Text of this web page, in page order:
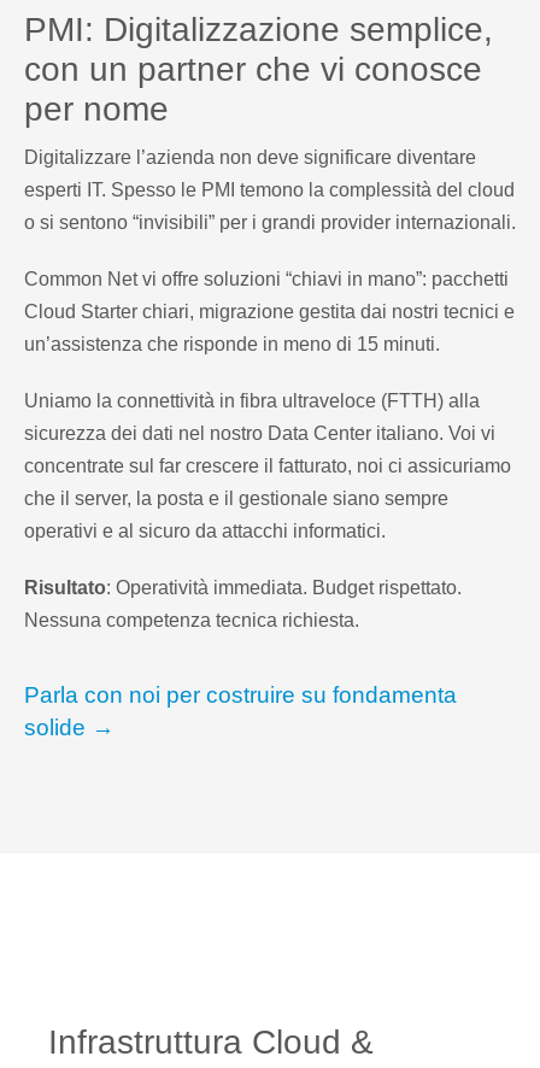
PMI: Digitalizzazione semplice,
con un partner che vi conosce
per nome
Digitalizzare l’azienda non deve significare diventare
esperti IT. Spesso le PMI temono la complessità del cloud
o si sentono “invisibili” per i grandi provider internazionali.
Common Net vi offre soluzioni “chiavi in mano”: pacchetti
Cloud Starter chiari, migrazione gestita dai nostri tecnici e
un’assistenza che risponde in meno di 15 minuti.
Uniamo la connettività in fibra ultraveloce (FTTH) alla
sicurezza dei dati nel nostro Data Center italiano. Voi vi
concentrate sul far crescere il fatturato, noi ci assicuriamo
che il server, la posta e il gestionale siano sempre
operativi e al sicuro da attacchi informatici.
Risultato: Operatività immediata. Budget rispettato.
Nessuna competenza tecnica richiesta.
Parla con noi per costruire su fondamenta
solide →
Infrastruttura Cloud &